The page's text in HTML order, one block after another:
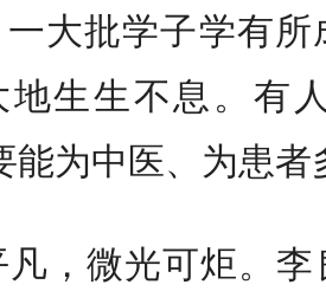
一大批学子学有
地生生不息。有
能为中医、为患
凡，微光可炬。